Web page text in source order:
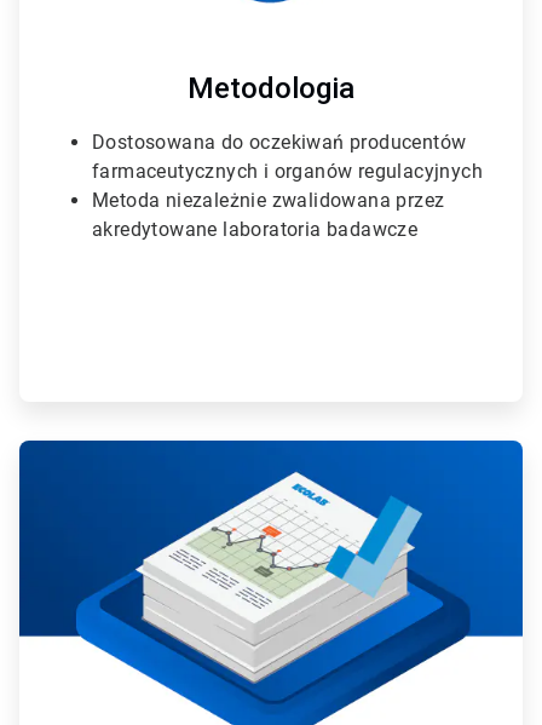
Metodologia
Dostosowana do oczekiwań producentów
farmaceutycznych i organów regulacyjnych
Metoda niezależnie zwalidowana przez
akredytowane laboratoria badawcze
t
i
c
l
e
T
i
l
e
2